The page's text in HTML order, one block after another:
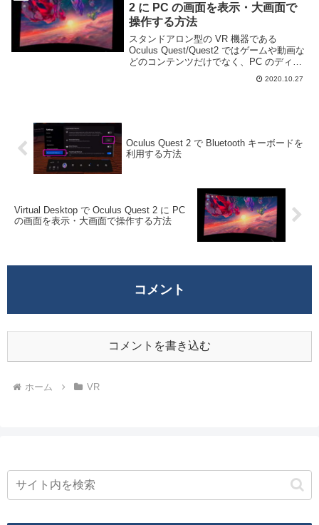
2 に PC の画面を表示・大画面で
操作する方法
スタンドアロン型の VR 機器である
Oculus Quest/Quest2 ではゲームや動画な
どのコンテンツだけでなく、PC のディス
プレイとしても利用する事ができる。仮想
空間内に疑似的に巨大なスクリーンを映す
2020.10.27
Oculus Quest 2 で Bluetooth キーボードを
利用する方法
Virtual Desktop で Oculus Quest 2 に PC
の画面を表示・大画面で操作する方法
コメント
コメントを書き込む
ホーム VR